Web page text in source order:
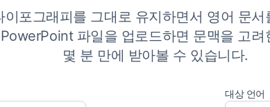
이포그래피를 그대로 유지하면서 영어 문
파일을 업로드하면 문맥을 고
몇 분 만에 받아볼 수 있습니다.
대상 언어